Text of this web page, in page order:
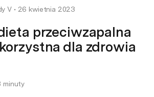
V • 26 kwietnia 2023
przeciwzapalna
dla zdrowia
minuty